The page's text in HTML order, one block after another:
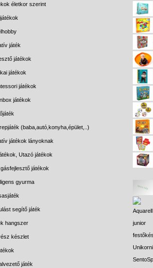
életkor szerint
játék
játékok
játékok
játékok
játékok
(baba,autó,konyha,épület,..)
játékok lányoknak
Utazó játékok
játékok
gyurma
segítő játék
hangszer
készlet
játék